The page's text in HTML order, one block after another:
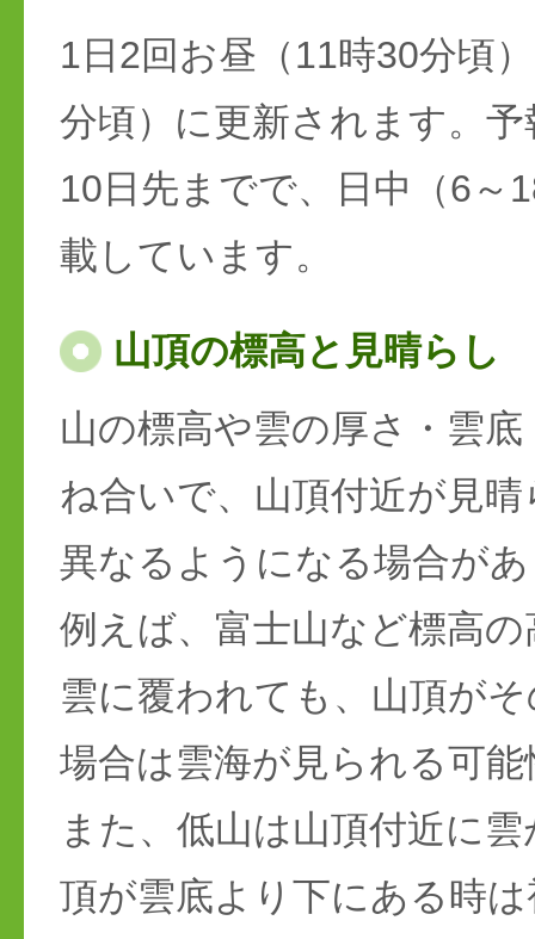
1日2回お昼（11時30分頃
分頃）に更新されます。
10日先までで、日中（6～
載しています。
山頂の標高と見晴らし
山の標高や雲の厚さ・雲
ね合いで、山頂付近が見
異なるようになる場合が
例えば、富士山など標高
雲に覆われても、山頂が
場合は雲海が見られる可
また、低山は山頂付近に
頂が雲底より下にある時